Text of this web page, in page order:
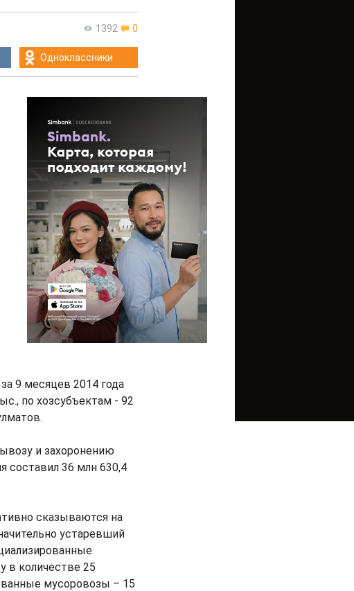
1392 0
Одноклассники
9 месяцев 2014 года
по хозсубъектам - 92
и захоронению
составил 36 млн 630,4
сказываются на
устаревший
в количестве 25
мусоровозы – 15